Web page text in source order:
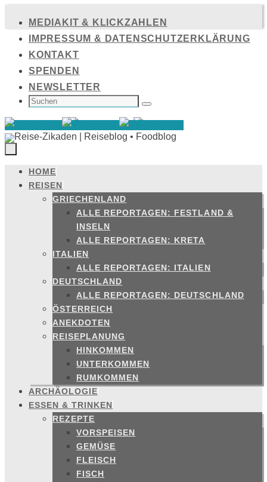
Inhalt
springen
MEDIAKIT & KLICKZAHLEN
IMPRESSUM & DATENSCHUTZERKLÄRUNG
KONTAKT
SPENDEN
NEWSLETTER
SUCHEN
NACH: Suchen
Zum
Inhalt
springen
HOME
REISEN
GRIECHENLAND
ALLE REPORTAGEN: FESTLAND &
INSELN
ALLE REPORTAGEN: KRETA
ITALIEN
ALLE REPORTAGEN: ITALIEN
DEUTSCHLAND
ALLE REPORTAGEN: DEUTSCHLAND
ÖSTERREICH
ANEKDOTEN
REISEPLANUNG
HINKOMMEN
UNTERKOMMEN
RUMKOMMEN
ARCHÄOLOGIE
ESSEN & TRINKEN
REZEPTE
VORSPEISEN
GEMÜSE
FLEISCH
FISCH